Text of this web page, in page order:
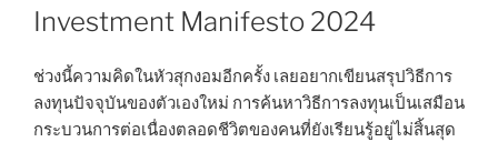
ON
Investment Manifesto 2024
ช่วงนี้ความคิดในหัวสุกงอมอีกครั้ง เลยอยากเขียนสรุปวิธีการ
ลงทุนปัจจุบันของตัวเองใหม่ การค้นหาวิธีการลงทุนเป็นเสมือน
กระบวนการต่อเนื่องตลอดชีวิตของคนที่ยังเรียนรู้อยู่ไม่สิ้นสุด